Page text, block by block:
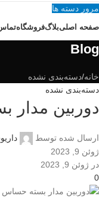
مرور دسته ها
صفحه اصلیبلاگفروشگاه
Blog
خانه دسته‌بندی نشده
دسته‌بندی نشده
دوربین
ارسال شده توسط
ژوئن 9, 2023
در ژوئن 9, 2023
0